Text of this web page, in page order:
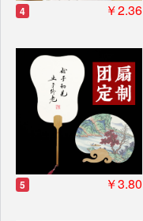
4 ￥2.36
5 ￥3.80